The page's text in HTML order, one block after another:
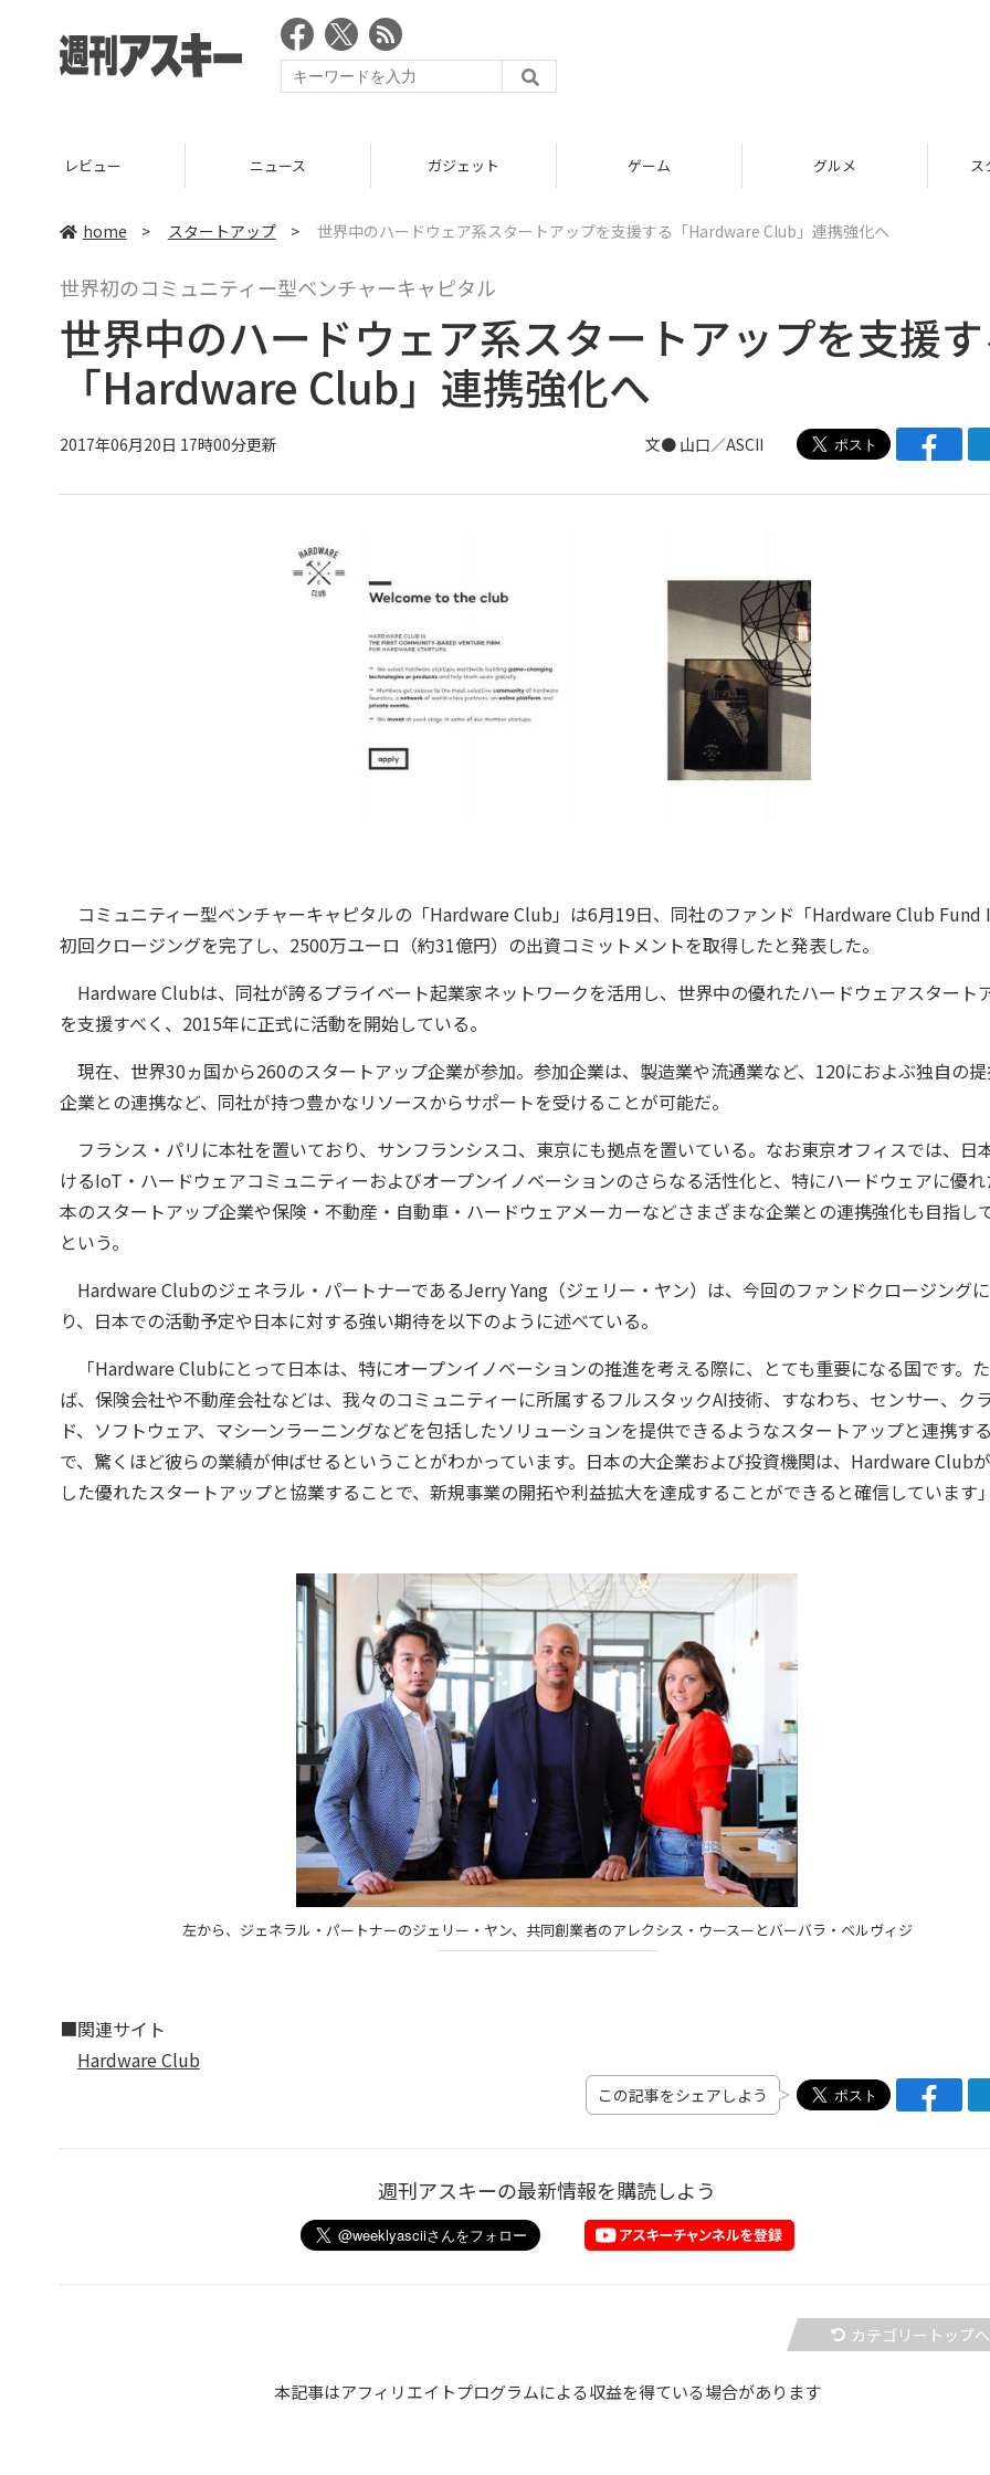
ニュース ガジェット ゲーム グルメ スタートアップ
home > スタートアップ > 世界中のハードウェア系スタートアップを支援する「Hardware Club」連携強化へ
世界初のコミュニティー型ベンチャーキャピタル
世界中のハードウェア系スタートアップを支援
「Hardware Club」連携強化へ
2017年06月20日 17時00分更新 文● 山口／ASCII
コミュニティー型ベンチャーキャピタルの「Hardware Club」は6月19日、同社のファンド「Hardware Club Fund
初回クロージングを完了し、2500万ユーロ（約31億円）の出資コミットメントを取得したと発表した。
Hardware Clubは、同社が誇るプライベート起業家ネットワークを活用し、世界中の優れたハードウェアスタート
を支援すべく、2015年に正式に活動を開始している。
現在、世界30ヵ国から260のスタートアップ企業が参加。参加企業は、製造業や流通業など、120におよぶ独自の
企業との連携など、同社が持つ豊かなリソースからサポートを受けることが可能だ。
フランス・パリに本社を置いており、サンフランシスコ、東京にも拠点を置いている。なお東京オフィスでは、日
けるIoT・ハードウェアコミュニティーおよびオープンイノベーションのさらなる活性化と、特にハードウェアに優
本のスタートアップ企業や保険・不動産・自動車・ハードウェアメーカーなどさまざまな企業との連携強化も目指し
という。
Hardware Clubのジェネラル・パートナーであるJerry Yang（ジェリー・ヤン）は、今回のファンドクロージング
り、日本での活動予定や日本に対する強い期待を以下のように述べている。
「Hardware Clubにとって日本は、特にオープンイノベーションの推進を考える際に、とても重要になる国です。
ば、保険会社や不動産会社などは、我々のコミュニティーに所属するフルスタックAI技術、すなわち、センサー、ク
ド、ソフトウェア、マシーンラーニングなどを包括したソリューションを提供できるようなスタートアップと連携す
で、驚くほど彼らの業績が伸ばせるということがわかっています。日本の大企業および投資機関は、Hardware Club
した優れたスタートアップと協業することで、新規事業の開拓や利益拡大を達成することができると確信しています
左から、ジェネラル・パートナーのジェリー・ヤン、共同創業者のアレクシス・ウースーとバーバラ・ベルヴィジ
■関連サイト
Hardware Club
この記事をシェアしよう
週刊アスキーの最新情報を購読しよう
カテゴリートップへ
本記事はアフィリエイトプログラムによる収益を得ている場合があります